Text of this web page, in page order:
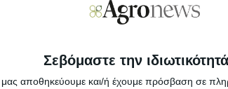
Σεβόμαστε την
μας αποθηκεύουμε και/ή έχουμε πρόσβαση σε
στη κυβέρνηση να προχωρήσει στην ένταξη του
των προϊόντων θρέψης στον υπερμειωμένο
αποκλείει βάσει δασμολογικής κλάσης προϊόντα
τα εδαφοβελτιωτικά και οι τύρφες από το
φόρου.